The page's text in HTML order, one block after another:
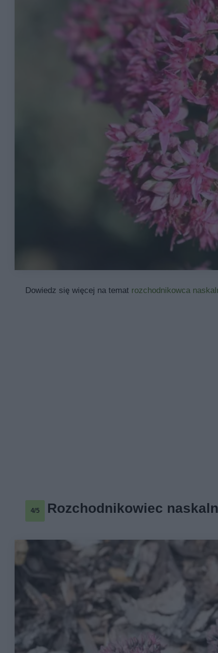
Dowiedz się więcej na temat rozchodnikowca
4/5 Rozchodnikowiec